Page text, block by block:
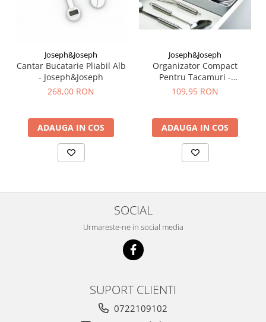
Joseph&Joseph
Cantar Bucatarie Pliabil Alb
- Joseph&Joseph
268,00 RON
ADAUGA IN COS
Joseph&Joseph
Organizator Compact
Pentru Tacamuri -
Joseph&Joseph
109,95 RON
ADAUGA IN COS
SOCIAL
Urmareste-ne in social media
SUPORT CLIENTI
0722109102